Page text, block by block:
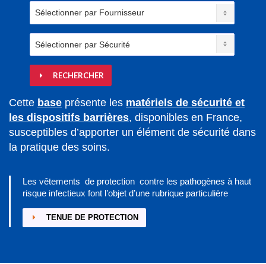
RECHERCHER
Cette base présente les matériels de sécurité et
les dispositifs barrières, disponibles en France,
susceptibles d’apporter un élément de sécurité dans
la pratique des soins.
Les vêtements de protection contre les pathogènes à haut
risque infectieux font l’objet d’une rubrique particulière
TENUE DE PROTECTION